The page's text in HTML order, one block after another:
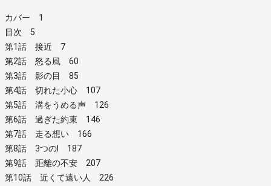
カバー 1
目次 5
第1話 接近 7
第2話 怒る風 60
第3話 影の目 85
第4話 切れた小心 107
第5話 溝をうめる声 126
第6話 過ぎた約束 146
第7話 走る想い 166
第8話 3つのI 187
第9話 距離の不安 207
第10話 近くて遠い人 226